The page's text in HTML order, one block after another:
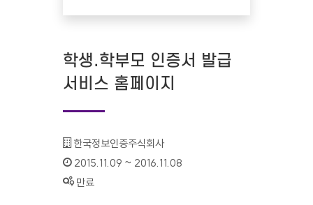
학생.학부모 인증서 발급
서비스 홈페이지
기관명 :
한국정보인증주식회사
인증기간 :
2015.11.09 ~ 2016.11.08
상태 :
만료